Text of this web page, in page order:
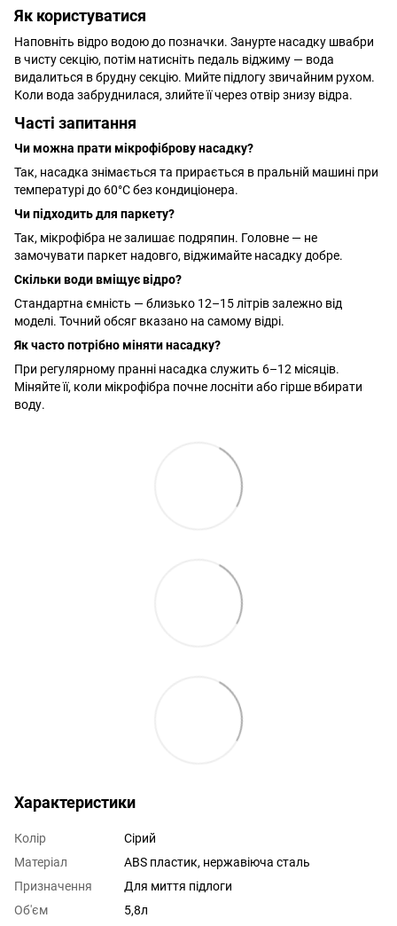
Як користуватися
Наповніть відро водою до позначки. Занурте насадку швабри
в чисту секцію, потім натисніть педаль віджиму — вода
видалиться в брудну секцію. Мийте підлогу звичайним рухом.
Коли вода забруднилася, злийте її через отвір знизу відра.
Часті запитання
Чи можна прати мікрофіброву насадку?
Так, насадка знімається та прирається в пральній машині при
температурі до 60°C без кондиціонера.
Чи підходить для паркету?
Так, мікрофібра не залишає подряпин. Головне — не
замочувати паркет надовго, віджимайте насадку добре.
Скільки води вміщує відро?
Стандартна ємність — близько 12–15 літрів залежно від
моделі. Точний обсяг вказано на самому відрі.
Як часто потрібно міняти насадку?
При регулярному пранні насадка служить 6–12 місяців.
Міняйте її, коли мікрофібра почне лосніти або гірше вбирати
воду.
Характеристики
Колір
Сірий
Матеріал
ABS пластик, нержавіюча сталь
Призначення
Для миття підлоги
Об'єм
5,8л